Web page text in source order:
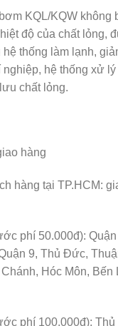
KQL/KQW không
độ của chất lỏng,
hệ thống làm lạnh,
nghiệp, hệ thống xử
chất lỏng.
hàng
hàng tại TP.HCM:
phí 50.000đ):
9, Thủ Đức,
Hóc Môn, Bến
phí 100.000đ): Thủ